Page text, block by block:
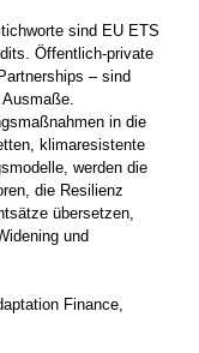
sind EU ETS
Öffentlich-private
– sind
in die
klimaresistente
werden die
die Resilienz
übersetzen,
und
Finance,